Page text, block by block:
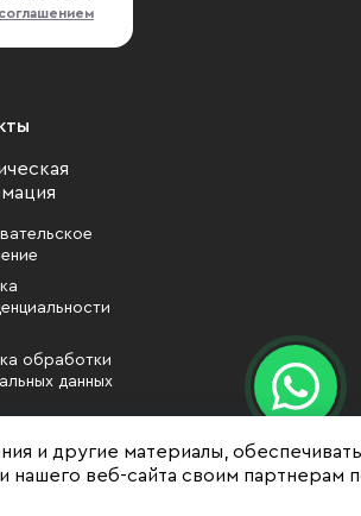
обработки
данных
и другие материалы, обеспечивать
нашего веб-сайта своим партнерам